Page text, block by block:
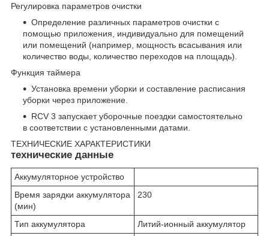
Регулировка параметров очистки
Определение различных параметров очистки с
помощью приложения, индивидуально для помещений
или помещений (например, мощность всасывания или
количество воды, количество переходов на площадь).
Функция таймера
Установка времени уборки и составление расписания
уборки через приложение.
RCV 3 запускает уборочные поездки самостоятельно
в соответствии с установленными датами.
ТЕХНИЧЕСКИЕ ХАРАКТЕРИСТИКИ
технические данные
Аккумуляторное устройство
Время зарядки аккумулятора
(мин)
230
Тип аккумулятора
Литий-ионный аккумулятор